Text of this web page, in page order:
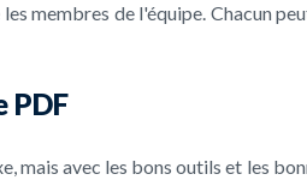
membres de l'équipe. Chacun
PDF
mais avec les bons outils et les